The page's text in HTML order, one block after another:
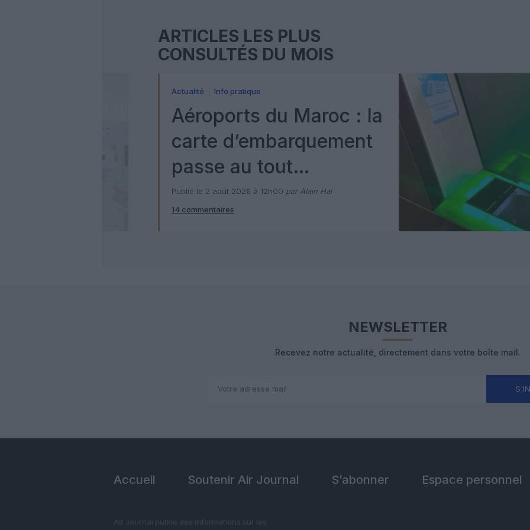
ARTICLES LES PLUS
CONSULTÉS DU MOIS
Actualité Info pratique
Aéroports du Maroc : la
carte d’embarquement
passe au tout
numérique avec Pax
Check
Publié le 2 août 2026 à 12h00 par Alain Hai
14 commentaires
NEWSLETTER
Recevez notre actualité, directement dans votre boîte mail.
Accueil Soutenir Air Journal S’abonner Espace personnel